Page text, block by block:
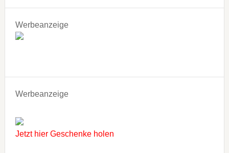
Werbeanzeige
Werbeanzeige
Jetzt hier Geschenke holen